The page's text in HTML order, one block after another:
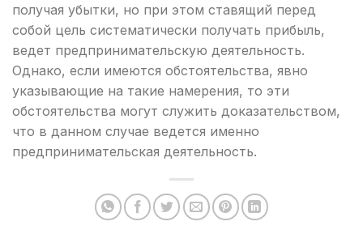
получая убытки, но при этом ставящий перед
собой цель систематически получать прибыль,
ведет предпринимательскую деятельность.
Однако, если имеются обстоятельства, явно
указывающие на такие намерения, то эти
обстоятельства могут служить доказательством,
что в данном случае ведется именно
предпринимательская деятельность.